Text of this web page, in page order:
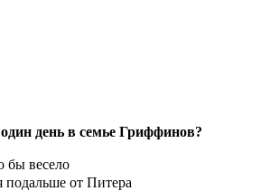
день в семье Гриффинов?
бы весело
подальше от Питера